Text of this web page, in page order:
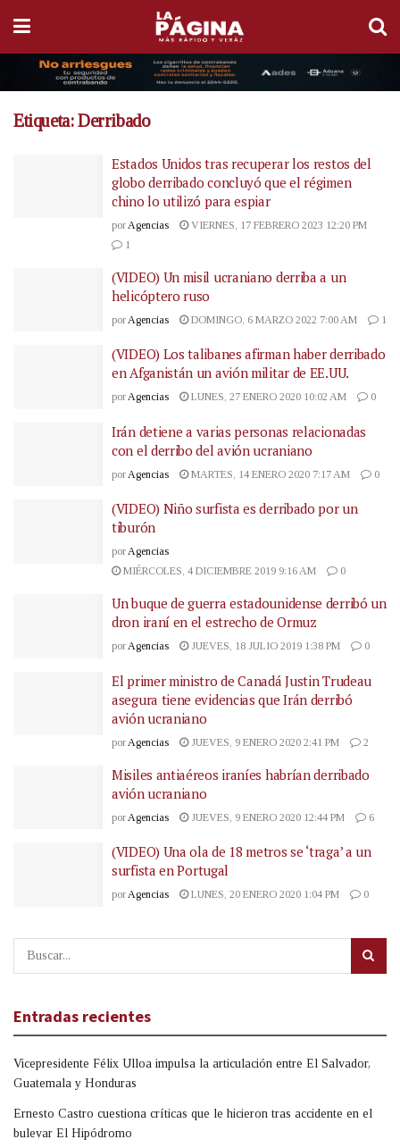
Etiqueta:Derribado
Estados Unidos tras recuperar los restos del
globo derribado concluyó que el régimen
chino lo utilizó para espiar
por Agencias
VIERNES, 17 FEBRERO 2023 12:20 PM
1
(VIDEO) Un misil ucraniano derriba a un
helicóptero ruso
por Agencias DOMINGO, 6 MARZO 2022 7:00 AM 1
(VIDEO) Los talibanes afirman haber derribado
en Afganistán un avión militar de EE.UU.
porAgencias LUNES, 27 ENERO 2020 10:02 AM 0
Irán detiene a varias personas relacionadas
con el derribo del avión ucraniano
por Agencias MARTES, 14 ENERO 2020 7:17 AM 0
(VIDEO) Niño surfista es derribado por un
tiburón
porAgencias
MIÉRCOLES, 4 DICIEMBRE 2019 9:16 AM
0
Un buque de guerra estadounidense derribó un
dron iraní en el estrecho de Ormuz
porAgencias JUEVES, 18 JULIO 2019 1:38 PM 0
El primer ministro de Canadá Justin Trudeau
asegura tiene evidencias que Irán derribó
avión ucraniano
por Agencias JUEVES, 9 ENERO 2020 2:41 PM 2
Misiles antiaéreos iraníes habrían derribado
avión ucraniano
por Agencias JUEVES, 9 ENERO 2020 12:44 PM 6
(VIDEO) Una ola de 18 metros se ‘traga’ a un
surfista en Portugal
porAgencias LUNES, 20 ENERO 2020 1:04 PM 0
Entradas recientes
Vicepresidente Félix Ulloa impulsa la articulación entre El Salvador,
Guatemala y Honduras
Ernesto Castro cuestiona críticas que le hicieron tras accidente en el
bulevar El Hipódromo